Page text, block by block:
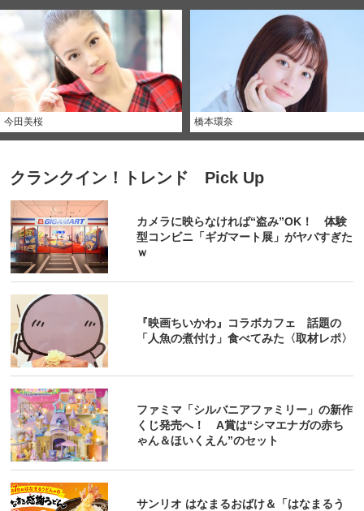
今田美桜 橋本環奈
クランクイン！トレンド Pick Up
カメラに映らなければ“盗み”OK！ 体験
型コンビニ「ギガマート展」がヤバすぎた
ｗ
『映画ちいかわ』コラボカフェ 話題の
「人魚の煮付け」食べてみた〈取材レポ〉
ファミマ「シルバニアファミリー」の新作
くじ発売へ！ A賞は“シマエナガの赤ち
ゃん＆ほいくえん”のセット
サンリオ はなまるおばけ＆「はなまるう